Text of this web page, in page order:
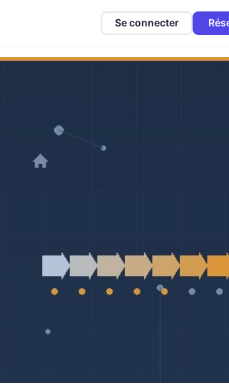
Se connecter